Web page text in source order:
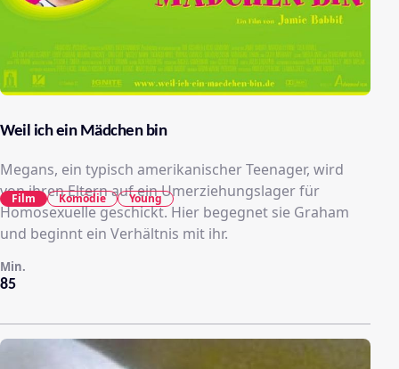
Weil ich ein Mädchen bin
Megans, ein typisch amerikanischer Teenager, wird
von ihren Eltern auf ein Umerziehungslager für
Homosexuelle geschickt. Hier begegnet sie Graham
und beginnt ein Verhältnis mit ihr.
85
Min.
Film Komödie Young